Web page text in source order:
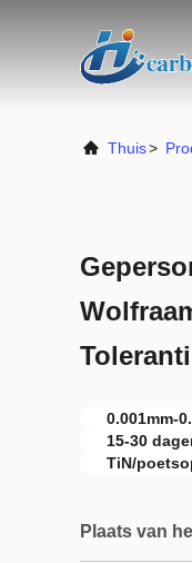
Thuis>
0.001mm-
15-30
TiN/
Plaats van